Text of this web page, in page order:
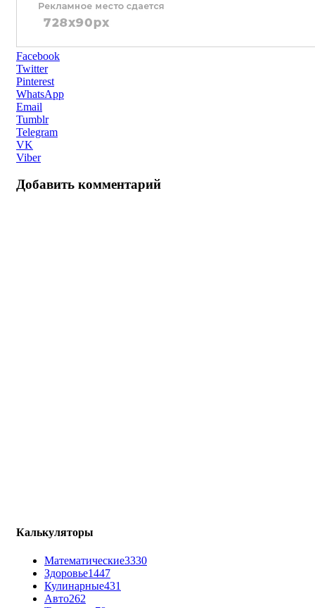
Facebook
Twitter
Pinterest
WhatsApp
Email
Tumblr
Telegram
VK
Viber
Добавить комментарий
Калькуляторы
Математические3330
Здоровье1447
Кулинарные431
Авто262